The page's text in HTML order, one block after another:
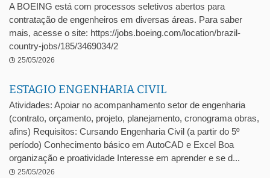
A BOEING está com processos seletivos abertos para
contratação de engenheiros em diversas áreas. Para saber
mais, acesse o site: https://jobs.boeing.com/location/brazil-
country-jobs/185/3469034/2
25/05/2026
ESTAGIO ENGENHARIA CIVIL
Atividades: Apoiar no acompanhamento setor de engenharia
(contrato, orçamento, projeto, planejamento, cronograma obras,
afins) Requisitos: Cursando Engenharia Civil (a partir do 5º
período) Conhecimento básico em AutoCAD e Excel Boa
organização e proatividade Interesse em aprender e se d...
25/05/2026